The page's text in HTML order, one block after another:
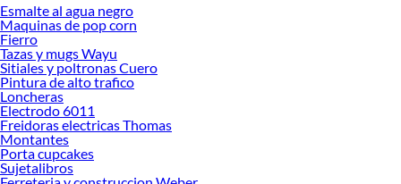
Esmalte al agua negro
Maquinas de pop corn
Fierro
Tazas y mugs Wayu
Sitiales y poltronas Cuero
Pintura de alto trafico
Loncheras
Electrodo 6011
Freidoras electricas Thomas
Montantes
Porta cupcakes
Sujetalibros